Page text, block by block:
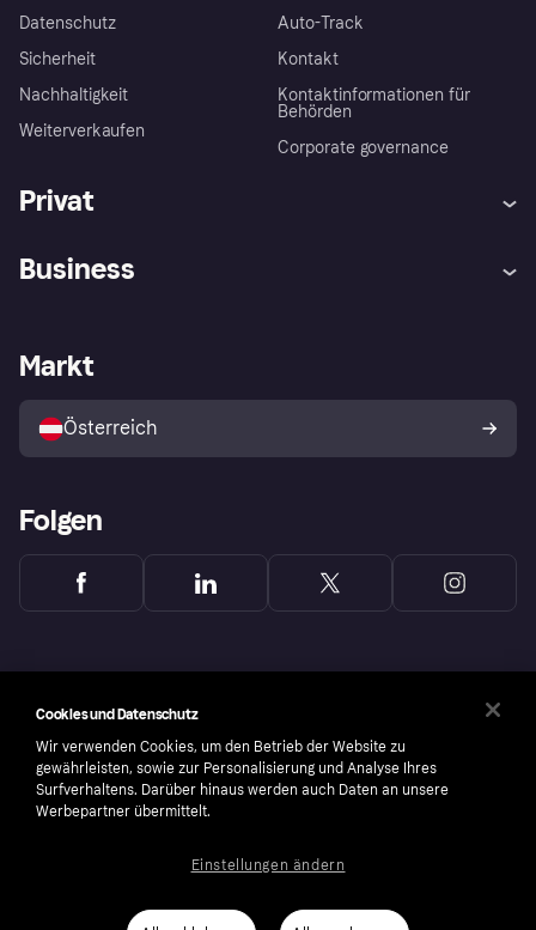
Datenschutz
Sicherheit
Nachhaltigkeit
Weiterverkaufen
Auto-Track
Kontakt
Kontaktinformationen für
Behörden
Corporate governance
Privat
Shops entdecken
Business
Händlerportal
Markt
Österreich
Folgen
number: 556737-0431
Cookies und Datenschutz
Wir verwenden Cookies, um den Betrieb der Website zu
gewährleisten, sowie zur Personalisierung und Analyse Ihres
Surfverhaltens. Darüber hinaus werden auch Daten an unsere
Werbepartner übermittelt.
Einstellungen ändern